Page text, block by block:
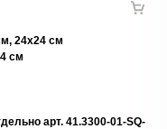
24х24 см
см
арт. 41.3300-01-SQ-